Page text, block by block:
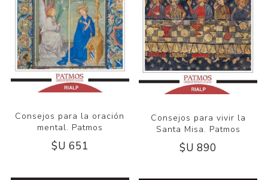
Consejos para la oración
mental. Patmos
$U 651
Consejos para vivir la
Santa Misa. Patmos
$U 890